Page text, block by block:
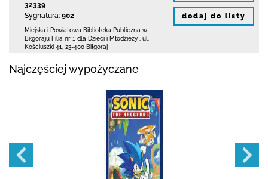
32339
Sygnatura: 902
Miejska i Powiatowa Biblioteka Publiczna w
Biłgoraju Filia nr 1 dla Dzieci i Młodzieży
ul.
Kościuszki 41
23-400 Biłgoraj
dodaj do listy
Najczęściej wypożyczane